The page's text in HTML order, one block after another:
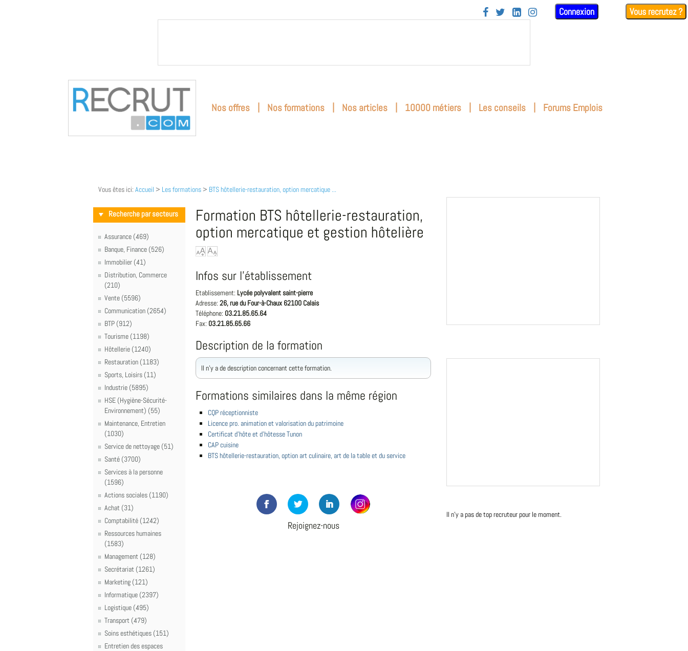
    Connexion Vous recrutez ?
Nos offres | Nos formations | Nos articles | 10000 métiers | Les conseils | Forums Emplois
Vous êtes ici: Accueil > Les formations > BTS hôtellerie-restauration, option mercatique ...
Recherche par secteurs
Assurance (469)
Banque, Finance (526)
Immobilier (41)
Distribution, Commerce
(210)
Vente (5596)
Communication (2654)
BTP (912)
Tourisme (1198)
Hôtellerie (1240)
Restauration (1183)
Sports, Loisirs (11)
Industrie (5895)
HSE (Hygiène-Sécurité-
Environnement) (55)
Maintenance, Entretien
(1030)
Service de nettoyage (51)
Santé (3700)
Services à la personne
(1596)
Actions sociales (1190)
Achat (31)
Comptabilité (1242)
Ressources humaines
(1583)
Management (128)
Secrétariat (1261)
Marketing (121)
Informatique (2397)
Logistique (495)
Transport (479)
Soins esthétiques (151)
Entretien des espaces
Formation BTS hôtellerie-restauration,
option mercatique et gestion hôtelière
Infos sur l'établissement
Etablissement: Lycée polyvalent saint-pierre
Adresse: 26, rue du Four-à-Chaux 62100 Calais
Téléphone: 03.21.85.65.64
Fax: 03.21.85.65.66
Description de la formation
Il n'y a de description concernant cette formation.
Formations similaires dans la même région
CQP réceptionniste
Licence pro. animation et valorisation du patrimoine
Certificat d'hôte et d'hôtesse Tunon
CAP cuisine
BTS hôtellerie-restauration, option art culinaire, art de la table et du service
Rejoignez-nous
Il n'y a pas de top recruteur pour le moment.